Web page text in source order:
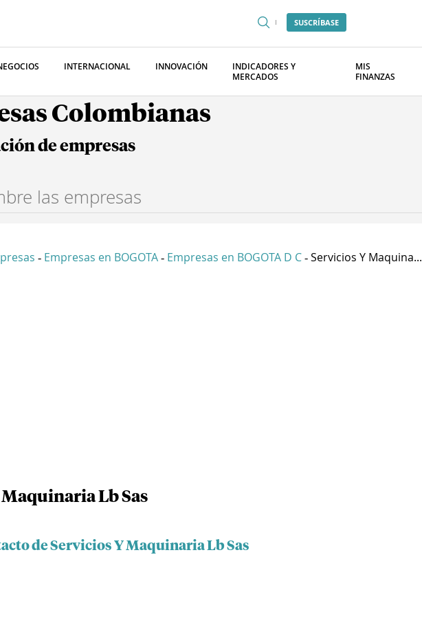
SUSCRÍBASE
INTERNACIONAL INNOVACIÓN
INDICADORES Y
MERCADOS
MIS
FINANZAS
Colombianas
de empresas
- Empresas en BOGOTA - Empresas en BOGOTA D C - Servicios Y Maquina...
Lb Sas
de Servicios Y Maquinaria Lb Sas